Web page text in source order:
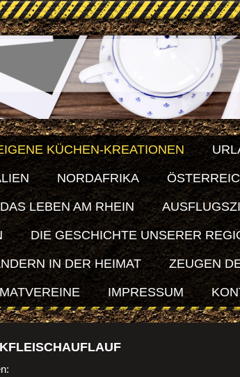
KÜCHEN-KREATIONEN
NORDAFRIKA
DAS LEBEN AM RHEIN
DIE GESCHICHTE UNSERER
IN DER HEIMAT ZEUGEN
IMPRESSUM